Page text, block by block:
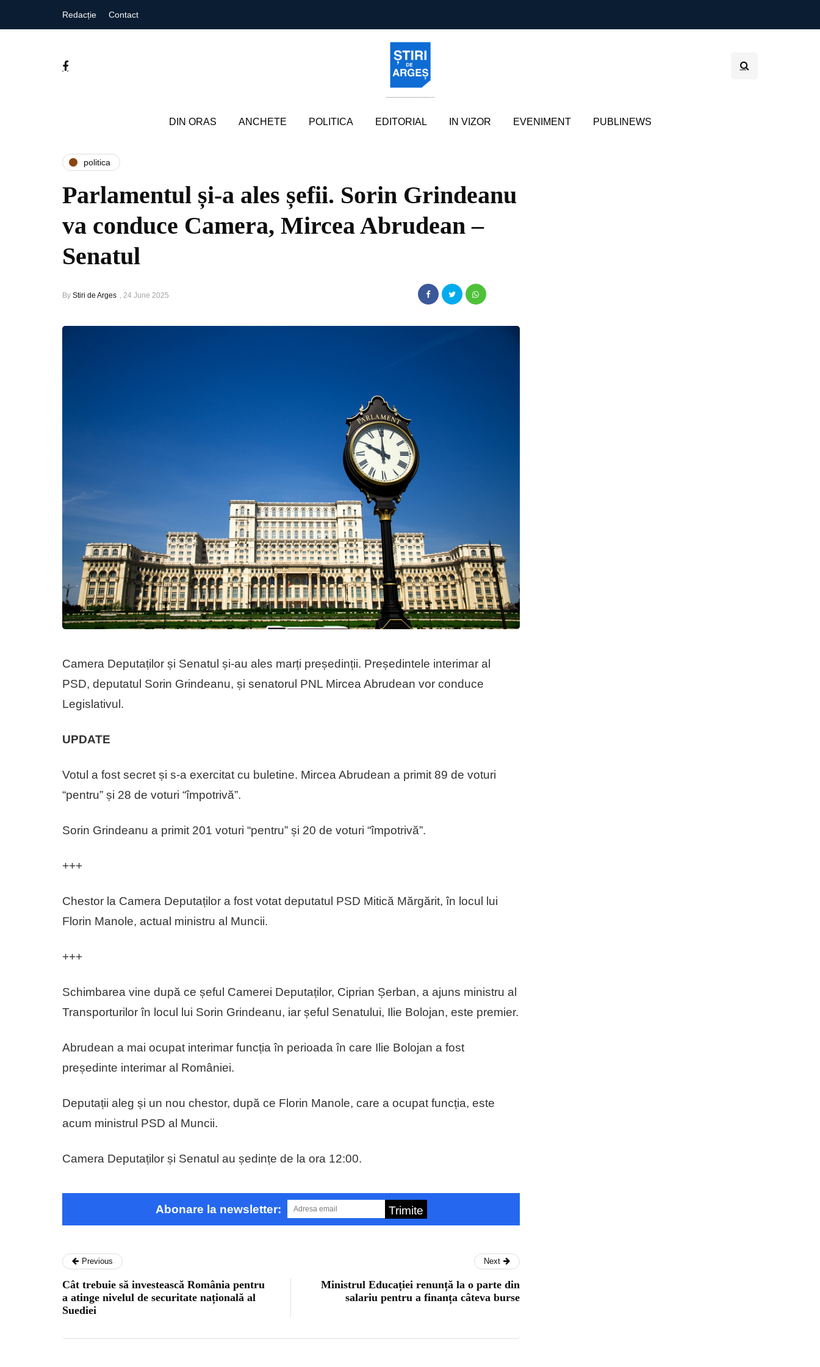
Redacție Contact
DIN ORAS ANCHETE POLITICA EDITORIAL IN VIZOR EVENIMENT PUBLINEWS
politica
Parlamentul și-a ales șefii. Sorin Grindeanu
va conduce Camera, Mircea Abrudean –
Senatul
By Stiri de Arges , 24 June 2025
Camera Deputaților și Senatul și-au ales marți președinții. Președintele interimar al
PSD, deputatul Sorin Grindeanu, și senatorul PNL Mircea Abrudean vor conduce
Legislativul.
UPDATE
Votul a fost secret și s-a exercitat cu buletine. Mircea Abrudean a primit 89 de voturi
“pentru” și 28 de voturi “împotrivă”.
Sorin Grindeanu a primit 201 voturi “pentru” și 20 de voturi “împotrivă”.
+++
Chestor la Camera Deputaților a fost votat deputatul PSD Mitică Mărgărit, în locul lui
Florin Manole, actual ministru al Muncii.
+++
Schimbarea vine după ce șeful Camerei Deputaților, Ciprian Șerban, a ajuns ministru al
Transporturilor în locul lui Sorin Grindeanu, iar șeful Senatului, Ilie Bolojan, este premier.
Abrudean a mai ocupat interimar funcția în perioada în care Ilie Bolojan a fost
președinte interimar al României.
Deputații aleg și un nou chestor, după ce Florin Manole, care a ocupat funcția, este
acum ministrul PSD al Muncii.
Camera Deputaților și Senatul au ședințe de la ora 12:00.
Abonare la newsletter: Trimite
Previous
Cât trebuie să investească România pentru
a atinge nivelul de securitate națională al
Suediei
Next
Ministrul Educației renunță la o parte din
salariu pentru a finanța câteva burse